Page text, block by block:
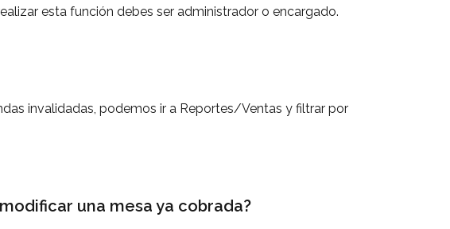
esta función debes ser administrador o encargado.
invalidadas, podemos ir a Reportes/Ventas y filtrar por
una mesa ya cobrada?